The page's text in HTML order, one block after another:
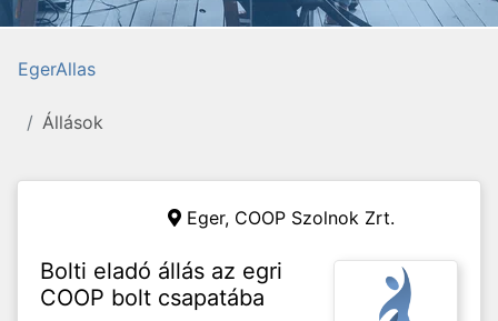
EgerAllas
Állások
Eger, COOP Szolnok Zrt.
Bolti eladó állás az egri
COOP bolt csapatába